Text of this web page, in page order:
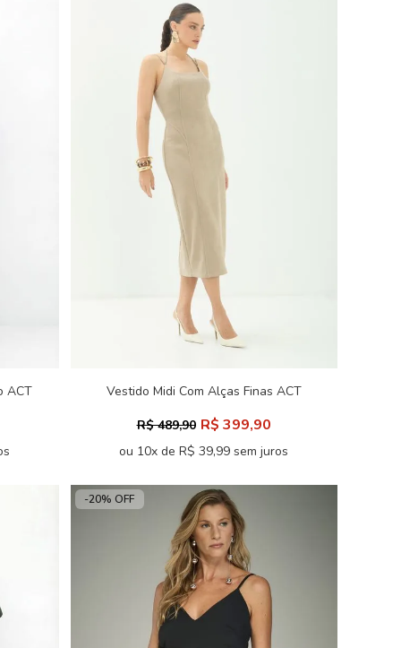
ACT
Vestido Midi Com Alças Finas ACT
R$ 489,90 R$ 399,90
ou 10x de R$ 39,99 sem juros
-20% OFF